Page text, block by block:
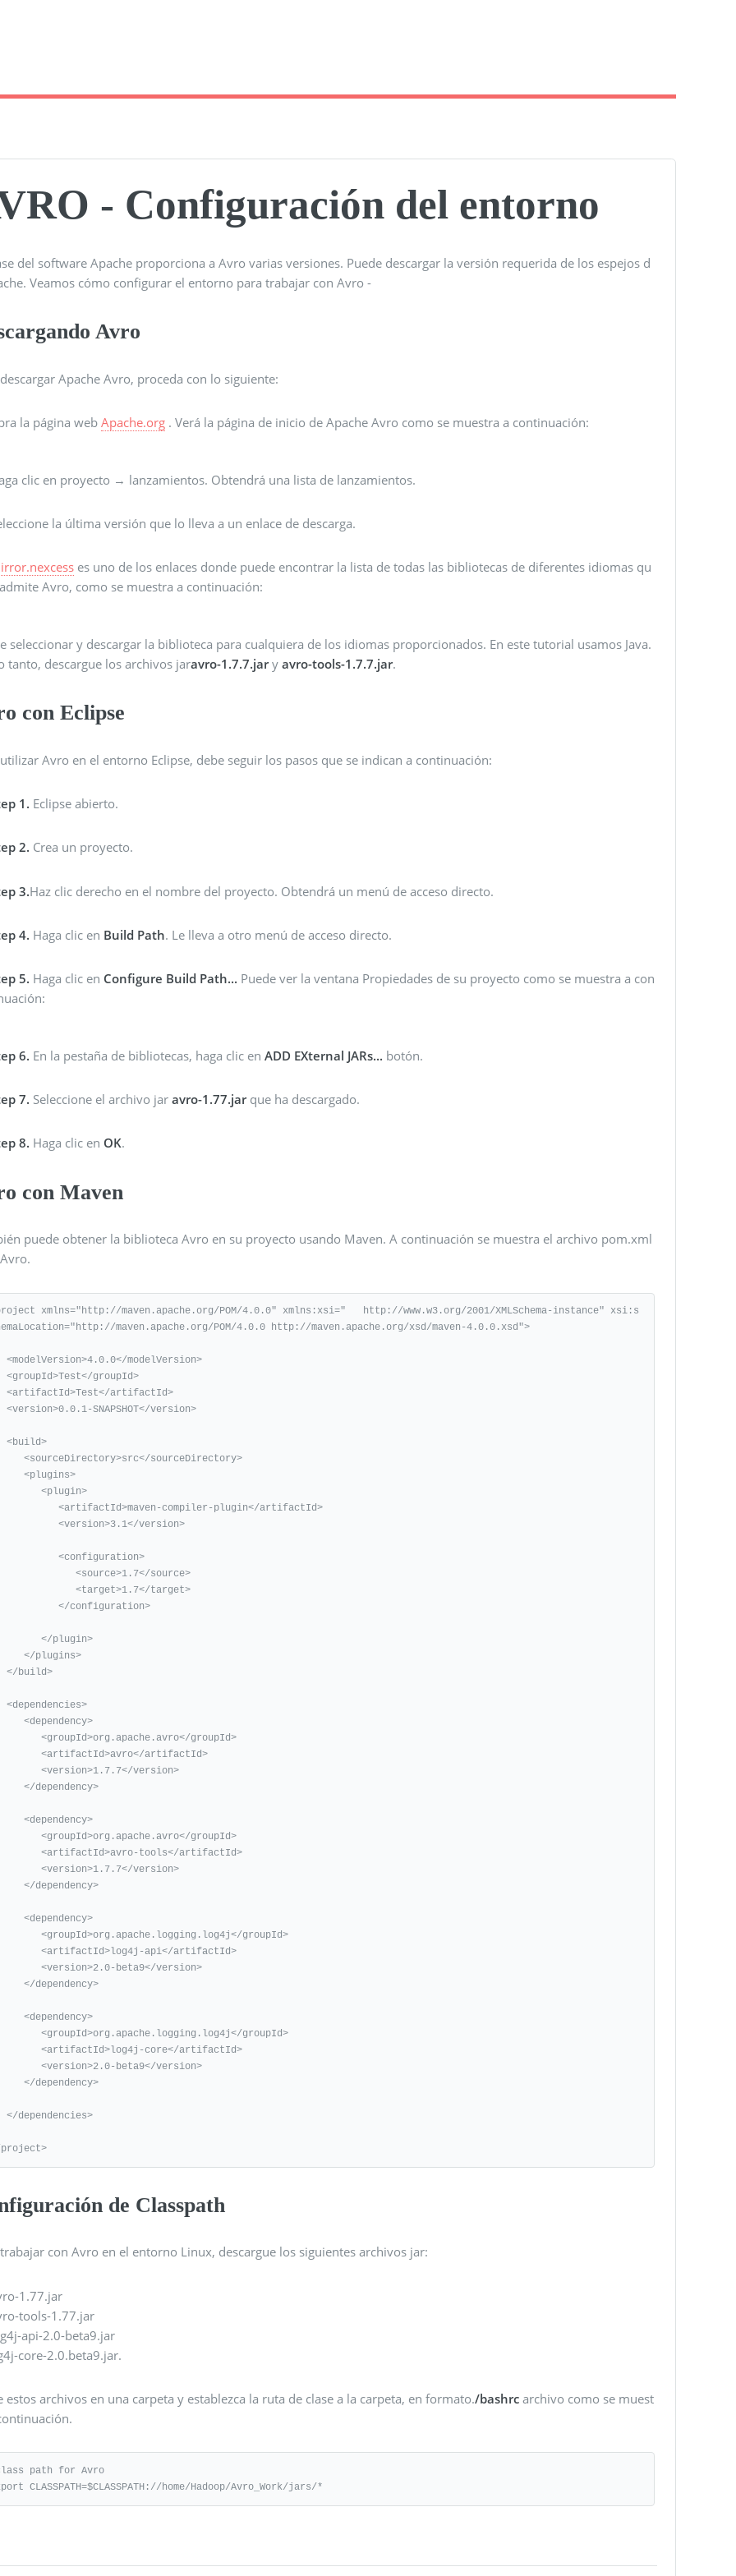
- Configuración del entorno
del software Apache proporciona a Avro varias versiones. Puede descargar la versión requerida de los espejos d
Veamos cómo configurar el entorno para trabajar con Avro -
Avro
Apache Avro, proceda con lo siguiente:
la página webApache.org . Verá la página de inicio de Apache Avro como se muestra a continuación:
clic en proyecto → lanzamientos. Obtendrá una lista de lanzamientos.
la última versión que lo lleva a un enlace de descarga.
es uno de los enlaces donde puede encontrar la lista de todas las bibliotecas de diferentes idiomas qu
Avro, como se muestra a continuación:
seleccionar y descargar la biblioteca para cualquiera de los idiomas proporcionados. En este tutorial usamos Java.
tanto, descargue los archivos jaravro-1.7.7.jaryavro-tools-1.7.7.jar.
con Eclipse
Avro en el entorno Eclipse, debe seguir los pasos que se indican a continuación:
1. Eclipse abierto.
2. Crea un proyecto.
3.Haz clic derecho en el nombre del proyecto. Obtendrá un menú de acceso directo.
4. Haga clic en Build Path. Le lleva a otro menú de acceso directo.
5. Haga clic en Configure Build Path... Puede ver la ventana Propiedades de su proyecto como se muestra a con
6. En la pestaña de bibliotecas, haga clic enADD EXternal JARs... botón.
7. Seleccione el archivo jaravro-1.77.jarque ha descargado.
8. Haga clic en OK.
con Maven
puede obtener la biblioteca Avro en su proyecto usando Maven. A continuación se muestra el archivo pom.xml
xmlns="http://maven.apache.org/POM/4.0.0" xmlns:xsi="   http://www.w3.org/2001/XMLSchema-instance" xsi:s
maven.apache.org/POM/4.0.0 http://maven.apache.org/xsd/maven-4.0.0.xsd">
de Classpath
con Avro en el entorno Linux, descargue los siguientes archivos jar:
1.77.jar
tools-1.77.jar
api-2.0-beta9.jar
core-2.0.beta9.jar.
estos archivos en una carpeta y establezca la ruta de clase a la carpeta, en formato./bashrc archivo como se muest
path for Avro
CLASSPATH=$CLASSPATH://home/Hadoop/Avro_Work/jars/*